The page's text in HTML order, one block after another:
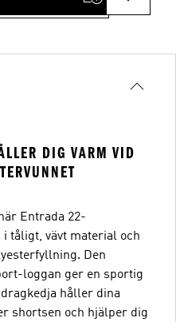
DIG VARM VID
Entrada 22-
tåligt, vävt material och
Den
loggan ger en sportig
håller dina
shortsen och hjälper dig